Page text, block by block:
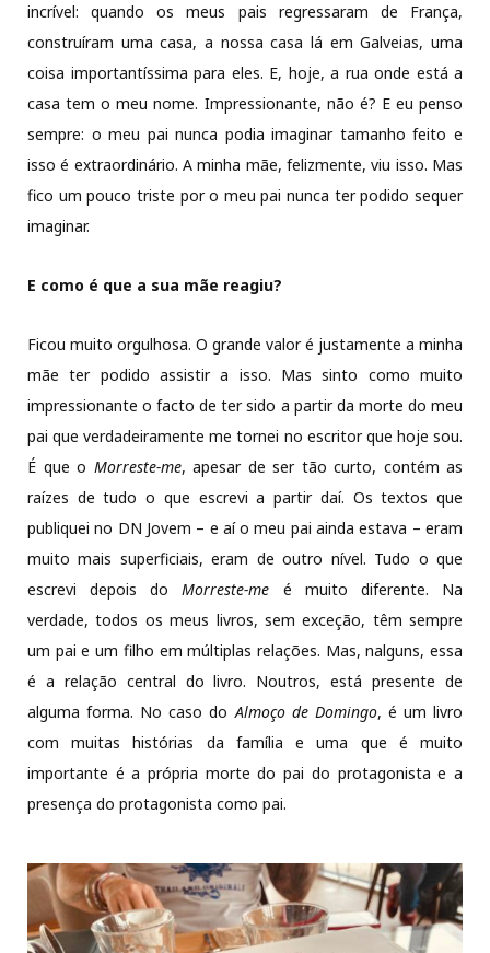
incrível: quando os meus pais regressaram de França,
construíram uma casa, a nossa casa lá em Galveias, uma
coisa importantíssima para eles. E, hoje, a rua onde está a
casa tem o meu nome. Impressionante, não é? E eu penso
sempre: o meu pai nunca podia imaginar tamanho feito e
isso é extraordinário. A minha mãe, felizmente, viu isso. Mas
fico um pouco triste por o meu pai nunca ter podido sequer
imaginar.
E como é que a sua mãe reagiu?
Ficou muito orgulhosa. O grande valor é justamente a minha
mãe ter podido assistir a isso. Mas sinto como muito
impressionante o facto de ter sido a partir da morte do meu
pai que verdadeiramente me tornei no escritor que hoje sou.
É que o Morreste-me, apesar de ser tão curto, contém as
raízes de tudo o que escrevi a partir daí. Os textos que
publiquei no DN Jovem – e aí o meu pai ainda estava – eram
muito mais superficiais, eram de outro nível. Tudo o que
escrevi depois doMorreste-me é muito diferente. Na
verdade, todos os meus livros, sem exceção, têm sempre
um pai e um filho em múltiplas relações. Mas, nalguns, essa
é a relação central do livro. Noutros, está presente de
alguma forma. No caso doAlmoço de Domingo, é um livro
com muitas histórias da família e uma que é muito
importante é a própria morte do pai do protagonista e a
presença do protagonista como pai.